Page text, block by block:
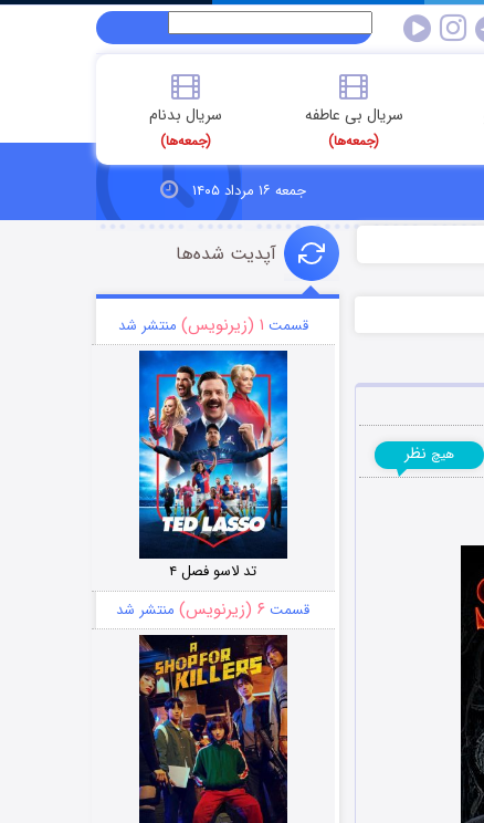
سریال بی عاطفه
(جمعه‌ها)
سریال بدنام
(جمعه‌ها)
جمعه ۱۶ مرداد ۱۴۰۵
هیچ نظر
آپدیت شده‌ها
قسمت ۱ (زیرنویس) منتشر شد
تد لاسو فصل ۴
قسمت ۶ (زیرنویس) منتشر شد